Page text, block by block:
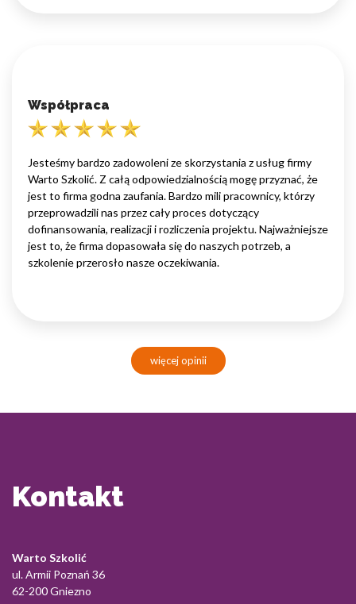
Współpraca
Jesteśmy bardzo zadowoleni ze skorzystania z usług firmy
Warto Szkolić. Z całą odpowiedzialnością mogę przyznać, że
jest to firma godna zaufania. Bardzo mili pracownicy, którzy
przeprowadzili nas przez cały proces dotyczący
dofinansowania, realizacji i rozliczenia projektu. Najważniejsze
jest to, że firma dopasowała się do naszych potrzeb, a
szkolenie przerosło nasze oczekiwania.
więcej opinii
Kontakt
Warto Szkolić
ul. Armii Poznań 36
62-200 Gniezno